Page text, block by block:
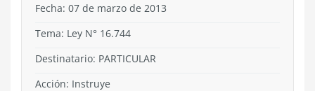
Fecha: 07 de marzo de 2013
Tema: Ley N° 16.744
Destinatario: PARTICULAR
Acción: Instruye